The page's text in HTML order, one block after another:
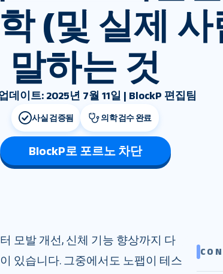
(및 실제 사
말하는 것
데이트: 2025년 7월 11일 | BlockP 편집팀
사실 검증됨 의학 검수 완료
BlockP로 포르노 차단
모발 개선, 신체 기능 향상까지 다
있습니다. 그중에서도 노팹이 테스